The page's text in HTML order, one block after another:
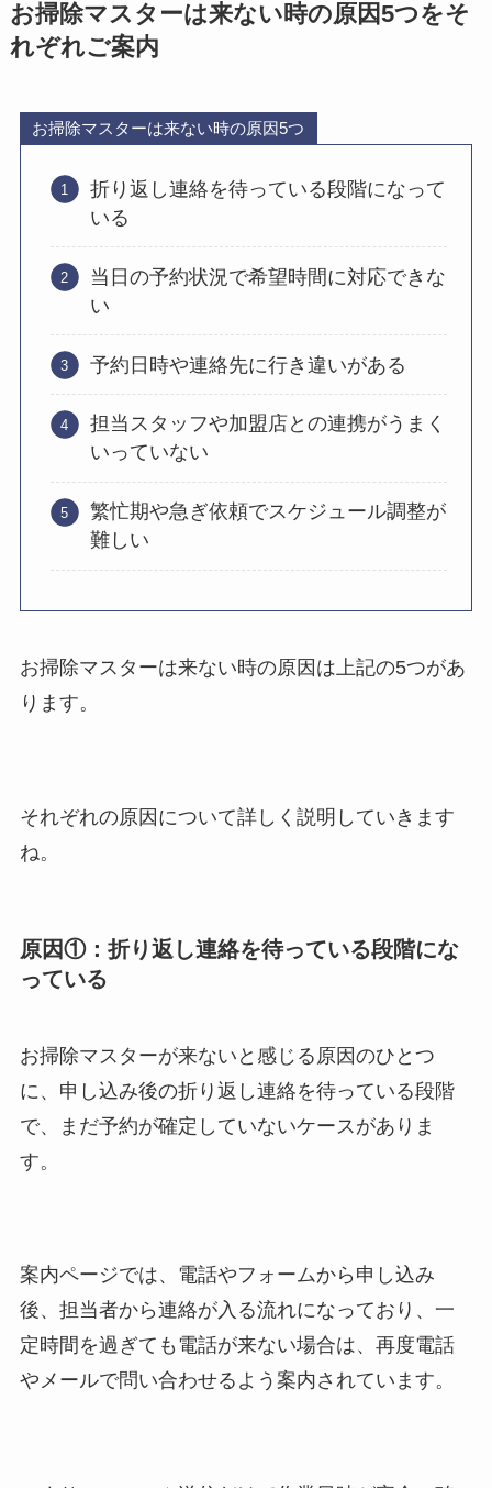
お掃除マスターは来ない時の原因5つをそ
れぞれご案内
お掃除マスターは来ない時の原因5つ
折り返し連絡を待っている段階になって
いる
当日の予約状況で希望時間に対応できな
い
予約日時や連絡先に行き違いがある
担当スタッフや加盟店との連携がうまく
いっていない
繁忙期や急ぎ依頼でスケジュール調整が
難しい
お掃除マスターは来ない時の原因は上記の5つがあ
ります。
それぞれの原因について詳しく説明していきます
ね。
原因①：折り返し連絡を待っている段階にな
っている
お掃除マスターが来ないと感じる原因のひとつ
に、申し込み後の折り返し連絡を待っている段階
で、まだ予約が確定していないケースがありま
す。
案内ページでは、電話やフォームから申し込み
後、担当者から連絡が入る流れになっており、一
定時間を過ぎても電話が来ない場合は、再度電話
やメールで問い合わせるよう案内されています。